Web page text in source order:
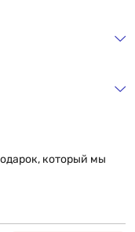
который мы